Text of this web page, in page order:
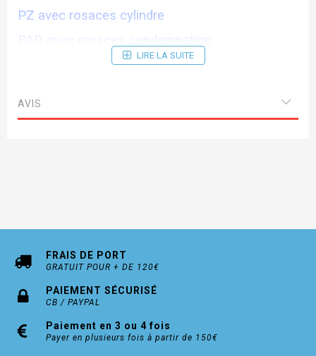
PZ avec rosaces cylindre
BAD avec rosaces condamnation
LIRE LA SUITE
AVIS
FRAIS DE PORT
GRATUIT POUR + DE 120€
PAIEMENT SÉCURISÉ
CB / PAYPAL
Paiement en 3 ou 4 fois
Payer en plusieurs fois à partir de 150€